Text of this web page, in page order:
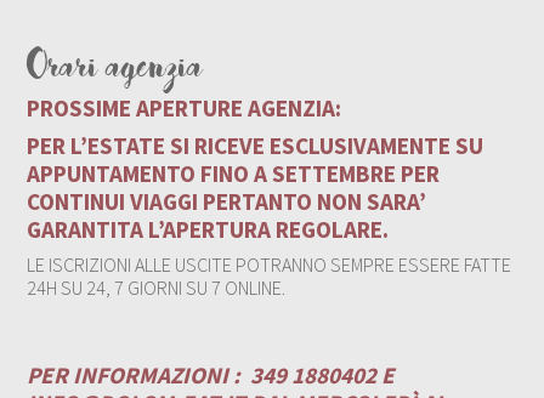
Orari agenzia
PROSSIME APERTURE AGENZIA:
PER L’ESTATE SI RICEVE ESCLUSIVAMENTE SU
APPUNTAMENTO FINO A SETTEMBRE PER
CONTINUI VIAGGI PERTANTO NON SARA’
GARANTITA L’APERTURA REGOLARE.
LE ISCRIZIONI ALLE USCITE POTRANNO SEMPRE ESSERE FATTE
24H SU 24, 7 GIORNI SU 7 ONLINE.
PER INFORMAZIONI : 349 1880402 E